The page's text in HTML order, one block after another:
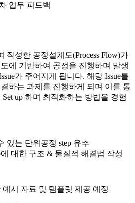
업무 피드백
작성한 공정설계도(Process Flow)가
에 기반하여 공정을 진행하며 발생
가 주어지게 됩니다. 해당 Issue를
하는 과제를 진행하게 되며 이를 통
up 하며 최적화하는 방법을 경험
있는 단위공정 step 유추
대한 구조 & 물질적 해결법 작성
시 자료 및 템플릿 제공 예정